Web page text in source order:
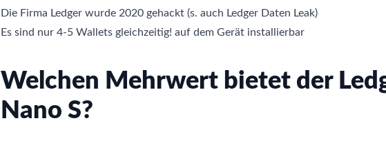
Die Firma Ledger wurde 2020 gehackt (s. auch Ledger Daten Leak)
Es sind nur 4-5 Wallets gleichzeitig! auf dem Gerät installierbar
Welchen Mehrwert bietet der
Nano S?